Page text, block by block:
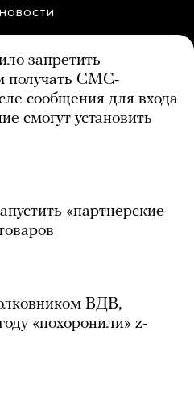
запретить
получать СМС-
сообщения для входа
смогут установить
«партнерские
ВДВ,
«похоронили» z-